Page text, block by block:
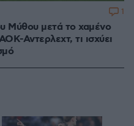
Μύθου μετά το χαμένο
Αντερλεχτ, τι ισχύει
1